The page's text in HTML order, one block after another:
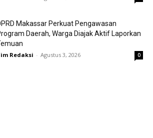
Makassar Perkuat Pengawasan
Daerah, Warga Diajak Aktif Laporkan
Redaksi - Agustus 3, 2026 0